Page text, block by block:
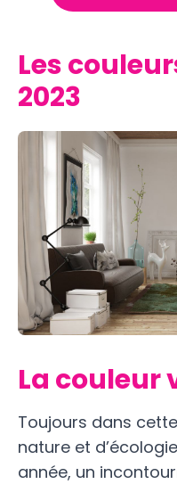
Les
2023
La couleur
Toujours dans
nature et
année, un